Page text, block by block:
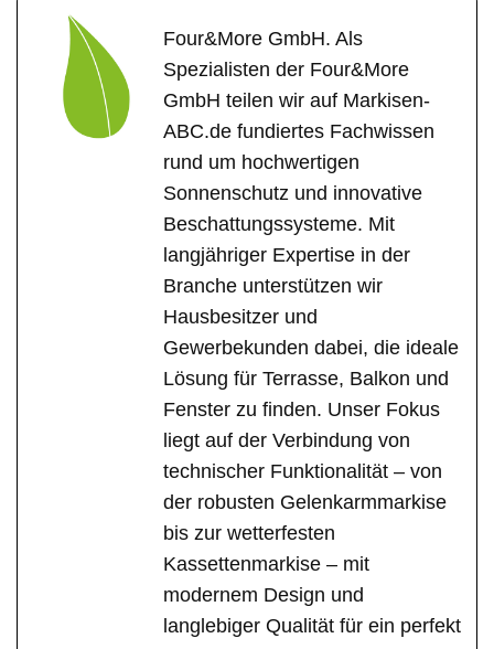
Four&More GmbH. Als
Spezialisten der Four&More
GmbH teilen wir auf Markisen-
ABC.de fundiertes Fachwissen
rund um hochwertigen
Sonnenschutz und innovative
Beschattungssysteme. Mit
langjähriger Expertise in der
Branche unterstützen wir
Hausbesitzer und
Gewerbekunden dabei, die ideale
Lösung für Terrasse, Balkon und
Fenster zu finden. Unser Fokus
liegt auf der Verbindung von
technischer Funktionalität – von
der robusten Gelenkarmmarkise
bis zur wetterfesten
Kassettenmarkise – mit
modernem Design und
langlebiger Qualität für ein perfekt